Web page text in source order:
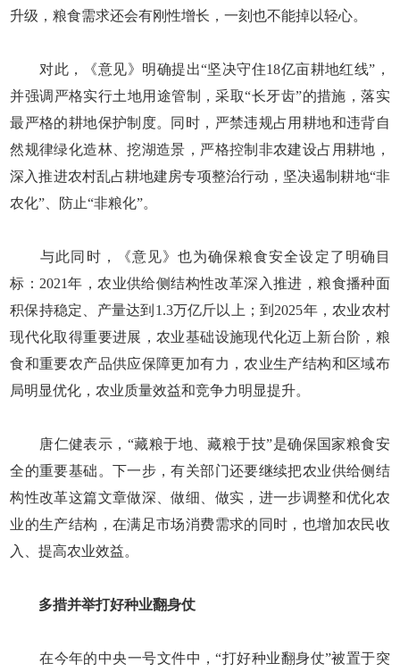
升级，粮食需求还会有刚性增长，一刻也不能掉以轻心。
对此，《意见》明确提出“坚决守住18亿亩耕地红线”，
并强调严格实行土地用途管制，采取“长牙齿”的措施，落实
最严格的耕地保护制度。同时，严禁违规占用耕地和违背自
然规律绿化造林、挖湖造景，严格控制非农建设占用耕地，
深入推进农村乱占耕地建房专项整治行动，坚决遏制耕地“非
农化”、防止“非粮化”。
与此同时，《意见》也为确保粮食安全设定了明确目
标：2021年，农业供给侧结构性改革深入推进，粮食播种面
积保持稳定、产量达到1.3万亿斤以上；到2025年，农业农村
现代化取得重要进展，农业基础设施现代化迈上新台阶，粮
食和重要农产品供应保障更加有力，农业生产结构和区域布
局明显优化，农业质量效益和竞争力明显提升。
唐仁健表示，“藏粮于地、藏粮于技”是确保国家粮食安
全的重要基础。下一步，有关部门还要继续把农业供给侧结
构性改革这篇文章做深、做细、做实，进一步调整和优化农
业的生产结构，在满足市场消费需求的同时，也增加农民收
入、提高农业效益。
多措并举打好种业翻身仗
在今年的中央一号文件中，“打好种业翻身仗”被置于突